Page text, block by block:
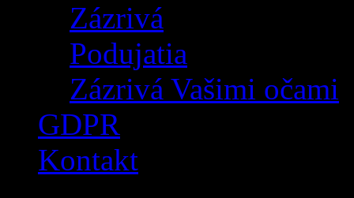
Zázrivá
Podujatia
Zázrivá Vašimi očami
GDPR
Kontakt